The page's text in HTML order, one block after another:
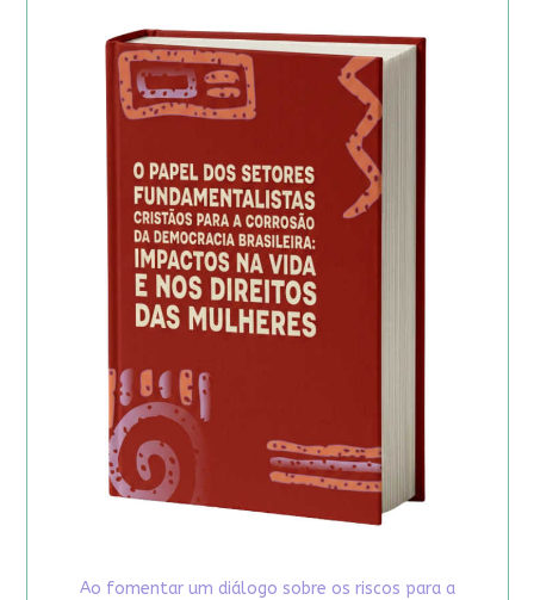
Ao fomentar um diálogo sobre os riscos para a